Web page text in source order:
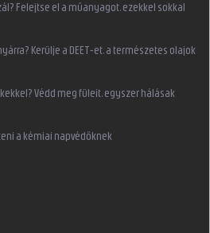
Felejtse el a műanyagot, ezekkel sokkal
Kerülje a DEET-et, a természetes olajok
Védd meg füleit, egyszer hálásak
a kémiai napvédőknek